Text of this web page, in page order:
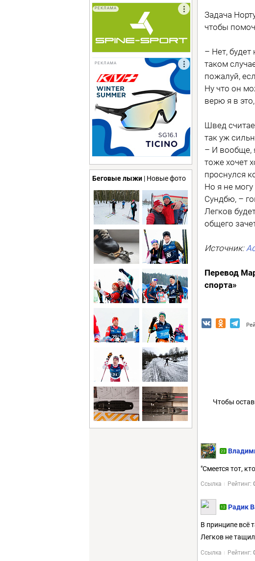
РЕКЛАМА
РЕКЛАМА
Беговые лыжи | Новые фото
Задача
чтобы
– Нет,
таком
пожалуй,
Ну что он
верю я в
Швед
так уж
– И вообще,
тоже хочет
проснулся
Но я не могу
Сундбю, –
Легков
общего
Источник:
Перевод
спорта»
Чтобы
23
"Смеется тот,
Ссылка Рейтинг:
12 Радик
В принципе всё
Легков не тащил
Ссылка Рейтинг: